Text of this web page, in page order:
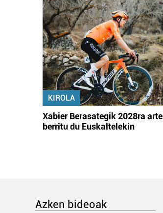
KIROLA
Xabier Berasategik 2028ra arte
berritu du Euskaltelekin
Azken bideoak